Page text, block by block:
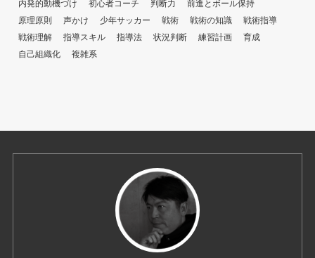
内発的動機づけ
初心者コーチ 判断力
前進とボール保持
原理原則
声かけ 少年サッカー 戦術 戦術の知識
戦術指導
戦術理解
指導スキル 指導法 状況判断 練習計画
育成
自己組織化
複雑系